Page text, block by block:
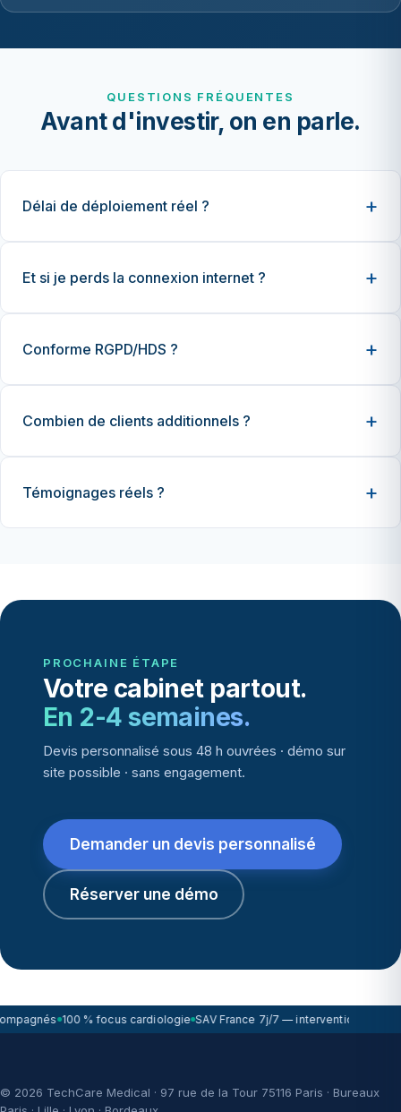
QUESTIONS FRÉQUENTES
Avant d'investir, on en parle.
Délai de déploiement réel ?
Et si je perds la connexion internet ?
Conforme RGPD/HDS ?
Combien de clients additionnels ?
Témoignages réels ?
PROCHAINE ÉTAPE
Votre cabinet partout.
En 2-4 semaines.
Devis personnalisé sous 48 h ouvrées · démo sur
site possible · sans engagement.
Demander un devis personnalisé
Réserver une démo
100 % focus cardiologie SAV France 7j/7 — intervention sous
© 2026 TechCare Medical · 97 rue de la Tour 75116 Paris · Bureaux